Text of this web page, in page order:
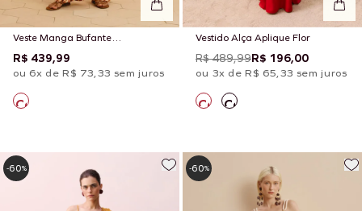
Veste Manga Bufante
Estampada La Selva
R$ 439,99
ou 6x de R$ 73,33 sem juros
Vestido Alça Aplique Flor
R$ 489,99R$ 196,00
ou 3x de R$ 65,33 sem juros
-60% -60%